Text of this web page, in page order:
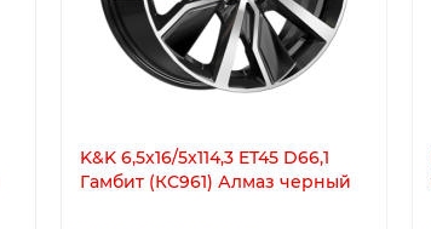
K&K 6,5x16/5x114,3 ET45 D66,1
Гамбит (КС961) Алмаз черный